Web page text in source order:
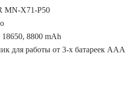
MN-X71-P50
8800 mAh
для работы от 3-х батареек ААА